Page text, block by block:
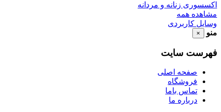
اکسسوری زنانه و مردانه
مشاهده همه
وسایل کاربردی
منو
×
فهرست سایت
صفحه اصلی
فروشگاه
تماس باما
درباره ما